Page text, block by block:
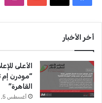
س
و
ك
T
u
ق
أخر الأخبار
الأعلى
“مودرن إم
القاهرة”
أغسطس 5, 2026